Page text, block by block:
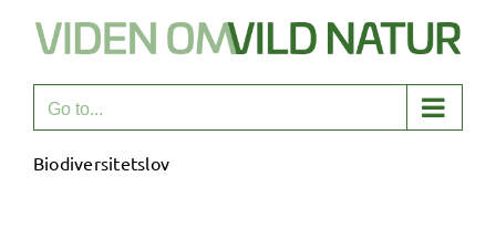
Go to...
Biodiversitetslov